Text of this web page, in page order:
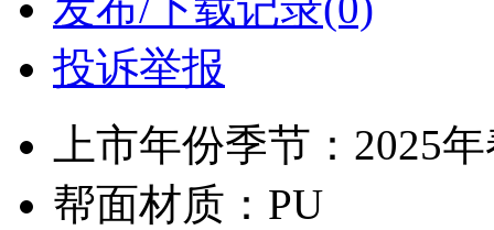
投诉举报
上市年份季节：2025
帮面材质：PU